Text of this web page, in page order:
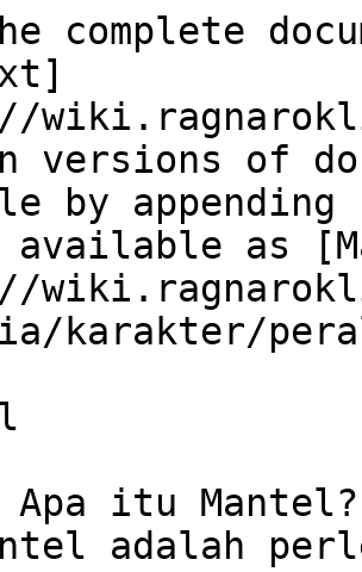
complete
versions of
by
available as
karakter/
Apa itu Mantel?